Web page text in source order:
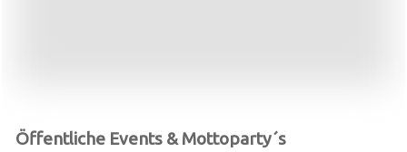
Öffentliche Events & Mottoparty´s